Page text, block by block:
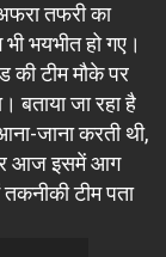
तफरी का
भयभीत हो गए।
की टीम मौके पर
जा रहा है
जाना करती थी,
आज इसमें आग
टीम पता